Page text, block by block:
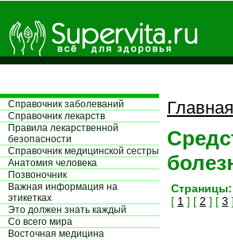
Справочник заболеваний
Справочник лекарств
Правила лекарственной
безопасности
Справочник медицинской сестры
Aнатомия человека
Позвоночник
Важная информация на
этикетках
Это должен знать каждый
Со всего мира
Восточная медицина
Главная
Страницы:
[ 1 ] [ 2 ] [ 3 ]